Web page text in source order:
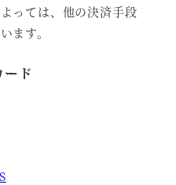
っては、他の決済手段
ます。
ド